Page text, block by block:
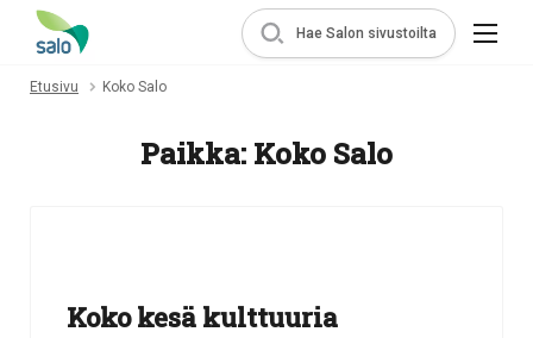
Hae Salon sivustoilta
Etusivu Koko Salo
Paikka: Koko Salo
Koko kesä kulttuuria